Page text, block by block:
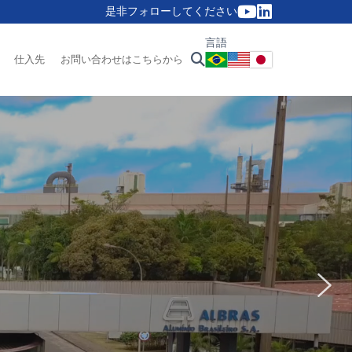
是非フォローしてください
仕入先 お問い合わせはこちらから
言語